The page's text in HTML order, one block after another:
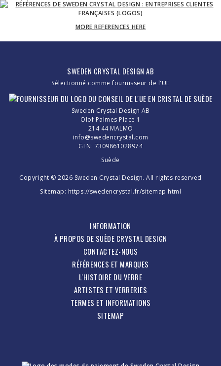
MORE REFERENCES HERE
SWEDEN CRYSTAL DESIGN AB
Sélectionné comme fournisseur de l'UE
Sweden Crystal Design AB
Olof Palmes Place 1
214 44 MALMÖ
info@swedencrystal.com
GLN: 7309861028974
Suède
Copyright © 2026 Sweden Crystal Design. All rights reserved
Sitemap: https://swedencrystal.fr/sitemap.html
INFORMATION
À PROPOS DE SUÈDE CRYSTAL DESIGN
CONTACTEZ-NOUS
RÉFÉRENCES ET MARQUES
L'HISTOIRE DU VERRE
ARTISTES ET VERRERIES
TERMES ET INFORMATIONS
SITEMAP